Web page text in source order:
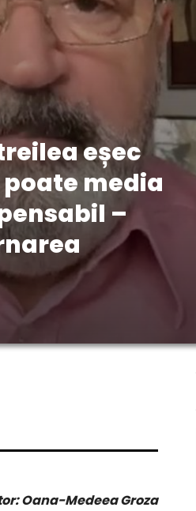
eșec
media
–
Oana-Medeea Groza